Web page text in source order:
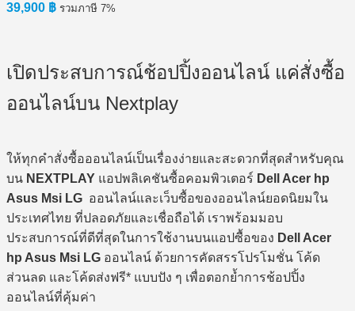
39,900 ฿ รวมภาษี 7%
เปิดประสบการณ์ช้อปปิ้งออนไลน์ แค่สั่งซื้อ
ออนไลน์บน Nextplay
ให้ทุกคำสั่งซื้อออนไลน์เป็นเรื่องง่ายและสะดวกที่สุดสำหรับคุณ
บน NEXTPLAY แอปพลิเคชันซื้อคอมพิวเตอร์ Dell Acer hp
Asus Msi LG ออนไลน์และเว็บซื้อของออนไลน์ยอดนิยมใน
ประเทศไทย ที่ปลอดภัยและเชื่อถือได้ เราพร้อมมอบ
ประสบการณ์ที่ดีที่สุดในการใช้งานบนแอปซื้อของ Dell Acer
hp Asus Msi LG ออนไลน์ ด้วยการคัดสรรโปรโมชั่น โค้ด
ส่วนลด และโค้ดส่งฟรี* แบบปัง ๆ เพื่อตอกย้ำการช้อปปิ้ง
ออนไลน์ที่คุ้มค่า